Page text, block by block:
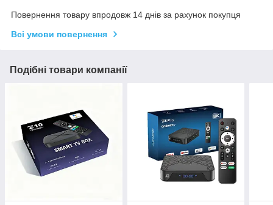
Повернення товару впродовж 14 днів за рахунок покупця
Всі умови повернення
Подібні товари компанії